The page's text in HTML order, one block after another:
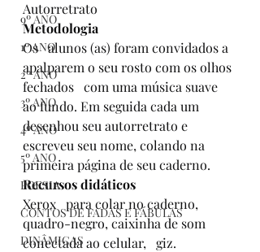
9º ANO
1º ANO
2º ANO
3º ANO
4º ANO
5º ANO
POESIA
CONTOS DE FADAS E FÁBULAS
DINÂMICAS
Autorretrato
Metodologia
Os   alunos (as) foram convidados a
apalparem o seu rosto com os olhos
fechados   com uma música suave
ao fundo. Em seguida cada um
desenhou seu autorretrato e
escreveu seu nome, colando na
primeira página de seu caderno.
Recursos didáticos
Xerox   para colar no caderno,
quadro-negro, caixinha de som
conectada ao celular,   giz.